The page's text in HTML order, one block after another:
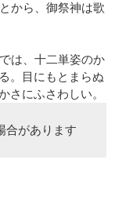
から、御祭神は歌
は、十二単姿のか
。目にもとまらぬ
さにふさわしい。
合があります